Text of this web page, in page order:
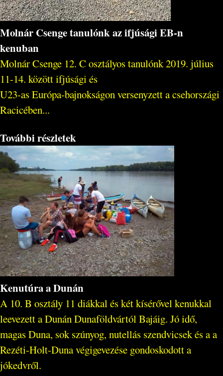
Molnár Csenge tanulónk az ifjúsági EB-n
kenuban
Molnár Csenge 12. C osztályos tanulónk 2019. július
11-14. között ifjúsági és
U23-as Európa-bajnokságon versenyzett a csehországi
Racicében...
További részletek
Kenutúra a Dunán
A 10. B osztály 11 diákkal és két kísérővel kenukkal
leevezett a Dunán Dunaföldvártól Bajáig. Jó idő,
magas Duna, sok szúnyog, nutellás szendvicsek és a a
Rezéti-Holt-Duna végigevezése gondoskodott a
jókedvről.